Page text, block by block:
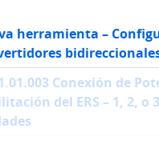
herramienta –
Conexión de
del ERS – 1, 2, o